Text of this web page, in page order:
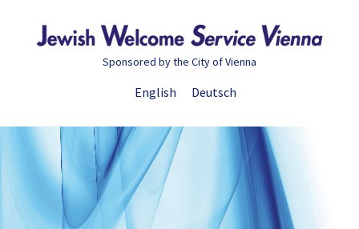
Hauptnavigation
Hauptsidebar
Fußzeile
Sponsored by the City of Vienna
English Deutsch